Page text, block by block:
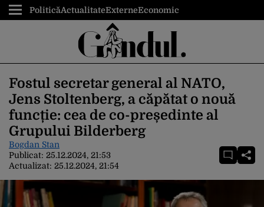
PoliticăActualitateExterneEconomic
Fostul secretar general al NATO,
Jens Stoltenberg, a căpătat o nouă
funcție: cea de co-președinte al
Grupului Bilderberg
Bogdan Stan
Publicat: 25.12.2024, 21:53
Actualizat: 25.12.2024, 21:54